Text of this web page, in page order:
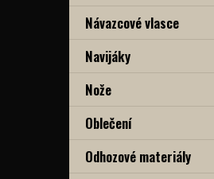
Návazcové vlasce
Navijáky
Nože
Oblečení
Odhozové materiály